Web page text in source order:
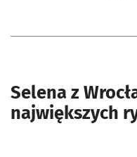
Selena z
największych